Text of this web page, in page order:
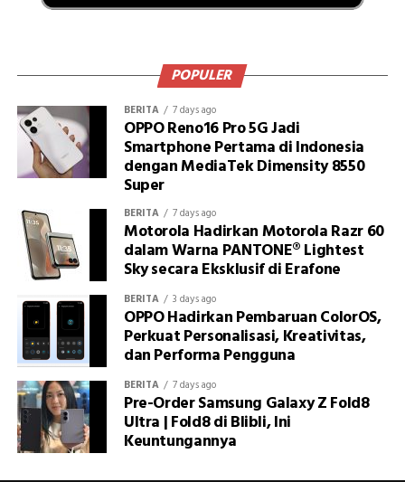
POPULER
BERITA 7 days ago
OPPO Reno16 Pro 5G Jadi
Smartphone Pertama di Indonesia
dengan MediaTek Dimensity 8550
Super
BERITA 7 days ago
Motorola Hadirkan Motorola Razr 60
dalam Warna PANTONE® Lightest
Sky secara Eksklusif di Erafone
BERITA 3 days ago
OPPO Hadirkan Pembaruan ColorOS,
Perkuat Personalisasi, Kreativitas,
dan Performa Pengguna
BERITA 7 days ago
Pre-Order Samsung Galaxy Z Fold8
Ultra | Fold8 di Blibli, Ini
Keuntungannya